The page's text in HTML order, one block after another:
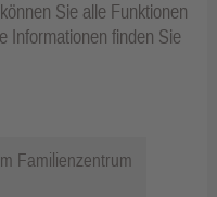
Sie alle Funktionen
Informationen finden Sie
Familienzentrum